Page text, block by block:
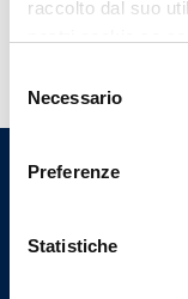
raccolto dal suo
del
consenso
Necessario
Preferenze
Statistiche
Altri contenuti